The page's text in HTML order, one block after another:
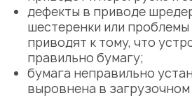
дефекты в приводе
шестеренки или проблемы
приводят к тому, что
правильно бумагу;
бумага неправильно
выровнена в загрузочном